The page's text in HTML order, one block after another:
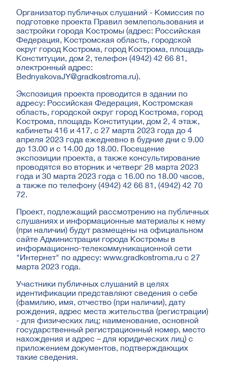
Организатор публичных слушаний - Комиссия по
подготовке проекта Правил землепользования и
застройки города Костромы (адрес: Российская
Федерация, Костромская область, городской
округ город Кострома, город Кострома, площадь
Конституции, дом 2, телефон (4942) 42 66 81,
электронный адрес:
BednyakovaJY@gradkostroma.ru).
Экспозиция проекта проводится в здании по
адресу: Российская Федерация, Костромская
область, городской округ город Кострома, город
Кострома, площадь Конституции, дом 2, 4 этаж,
кабинеты 416 и 417, с 27 марта 2023 года до 4
апреля 2023 года ежедневно в будние дни с 9.00
до 13.00 и с 14.00 до 18.00. Посещение
экспозиции проекта, а также консультирование
проводятся во вторник и четверг 28 марта 2023
года и 30 марта 2023 года с 16.00 по 18.00 часов,
а также по телефону (4942) 42 66 81, (4942) 42 70
72.
Проект, подлежащий рассмотрению на публичных
слушаниях и информационные материалы к нему
(при наличии) будут размещены на официальном
сайте Администрации города Костромы в
информационно-телекоммуникационной сети
"Интернет" по адресу: www.gradkostroma.ru с 27
марта 2023 года.
Участники публичных слушаний в целях
идентификации представляют сведения о себе
(фамилию, имя, отчество (при наличии), дату
рождения, адрес места жительства (регистрации)
- для физических лиц; наименование, основной
государственный регистрационный номер, место
нахождения и адрес – для юридических лиц) с
приложением документов, подтверждающих
такие сведения.